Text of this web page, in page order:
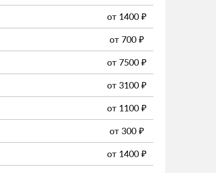
от 1400 ₽
от 700 ₽
от 7500 ₽
от 3100 ₽
от 1100 ₽
от 300 ₽
от 1400 ₽